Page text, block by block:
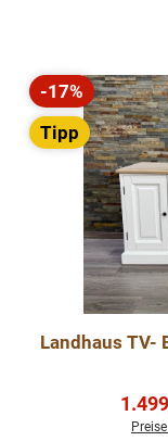
Rabatt
-17%
Tipp
Landhaus TV-